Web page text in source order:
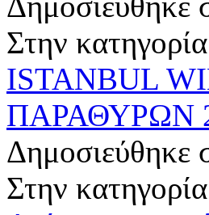
Στην
ISTANBUL
ΠΑΡΑΘΥΡΩΝ
Δημοσιεύθηκε
Στην